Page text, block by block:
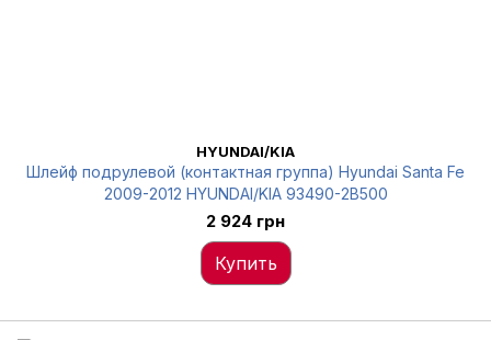
HYUNDAI/KIA
Шлейф подрулевой (контактная группа) Hyundai Santa Fe
2009-2012 HYUNDAI/KIA 93490-2B500
2 924 грн
Купить